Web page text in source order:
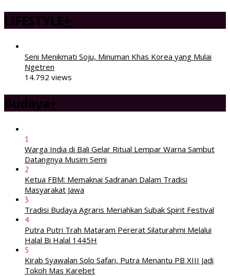
LIFESTYLE+
Seni Menikmati Soju, Minuman Khas Korea yang Mulai
Ngetren
14.792 views
Budaya+
1
Warga India di Bali Gelar Ritual Lempar Warna Sambut
Datangnya Musim Semi
2
Ketua FBM: Memaknai Sadranan Dalam Tradisi
Masyarakat Jawa
3
Tradisi Budaya Agraris Meriahkan Subak Spirit Festival
4
Putra Putri Trah Mataram Pererat Silaturahmi Melalui
Halal Bi Halal 1445H
5
Kirab Syawalan Solo Safari, Putra Menantu PB XIII Jadi
Tokoh Mas Karebet